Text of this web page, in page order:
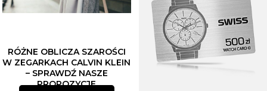
RÓŻNE OBLICZA SZAROŚCI
W ZEGARKACH CALVIN KLEIN
– SPRAWDŹ NASZE
PROPOZYCJE